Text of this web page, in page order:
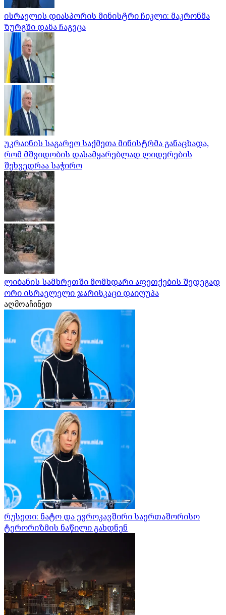
ისრაელის დიასპორის მინისტრი ჩიკლი: მაკრონმა
ზურგში დანა ჩაგვცა
უკრაინის საგარეო საქმეთა მინისტრმა განაცხადა,
რომ მშვიდობის დასამყარებლად ლიდერების
შეხვედრაა საჭირო
ლიბანის სამხრეთში მომხდარი აფეთქების შედეგად
ორი ისრაელელი ჯარისკაცი დაიღუპა
აღმოაჩინეთ
რუსეთი: ნატო და ევროკავშირი საერთაშორისო
ტერორიზმის ნაწილი გახდნენ